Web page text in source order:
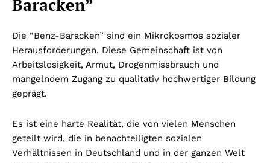
Baracken”
Die “Benz-Baracken” sind ein Mikrokosmos sozialer
Herausforderungen. Diese Gemeinschaft ist von
Arbeitslosigkeit, Armut, Drogenmissbrauch und
mangelndem Zugang zu qualitativ hochwertiger Bildung
geprägt.
Es ist eine harte Realität, die von vielen Menschen
geteilt wird, die in benachteiligten sozialen
Verhältnissen in Deutschland und in der ganzen Welt